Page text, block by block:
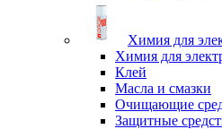
Химия для
Химия для
Клей
Масла и смазки
Очищающие
Защитные